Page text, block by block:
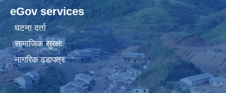
eGov services
घटना दर्ता
सामाजिक सुरक्षा
नागरिक वडापत्र